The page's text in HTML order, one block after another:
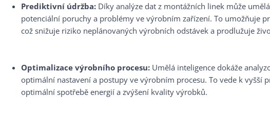
Prediktivní údržba: Díky analýze dat z montážních linek může
potenciální poruchy a problémy ve výrobním zařízení. To umožňuje
což snižuje riziko neplánovaných výrobních odstávek a prodlužuje
Optimalizace výrobního procesu: Umělá inteligence dokáže
optimální nastavení a postupy ve výrobním procesu. To vede k vyšší
optimální spotřebě energií a zvýšení kvality výrobků.